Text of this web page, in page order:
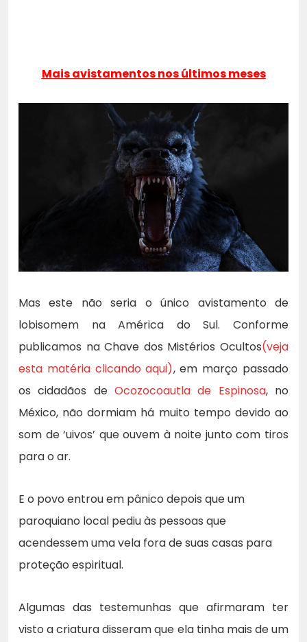
Mais avistamentos nos últimos meses
Mas este não seria o único avistamento de
lobisomem na América do Sul. Conforme
publicamos na Chave dos Mistérios Ocultos(veja
esta matéria clicando aqui), em março passado
os cidadãos de Ocozocoautla de Espinosa, no
México, não dormiam há muito tempo devido ao
som de ‘uivos’ que ouvem à noite junto com tiros
para o ar.
E o povo entrou em pânico depois que um
paroquiano local pediu às pessoas que
acendessem uma vela fora de suas casas para
proteção espiritual.
Algumas das testemunhas que afirmaram ter
visto a criatura disseram que ela tinha mais de um